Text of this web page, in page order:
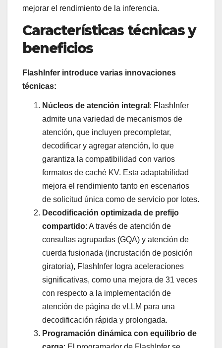
mejorar el rendimiento de la inferencia.
Características técnicas y
beneficios
FlashInfer introduce varias innovaciones
técnicas:
Núcleos de atención integral : FlashInfer
admite una variedad de mecanismos de
atención, que incluyen precompletar,
decodificar y agregar atención, lo que
garantiza la compatibilidad con varios
formatos de caché KV. Esta adaptabilidad
mejora el rendimiento tanto en escenarios
de solicitud única como de servicio por lotes.
Decodificación optimizada de prefijo
compartido: A través de atención de
consultas agrupadas (GQA) y atención de
cuerda fusionada (incrustación de posición
giratoria), FlashInfer logra aceleraciones
significativas, como una mejora de 31 veces
con respecto a la implementación de
atención de página de vLLM para una
decodificación rápida y prolongada.
Programación dinámica con equilibrio de